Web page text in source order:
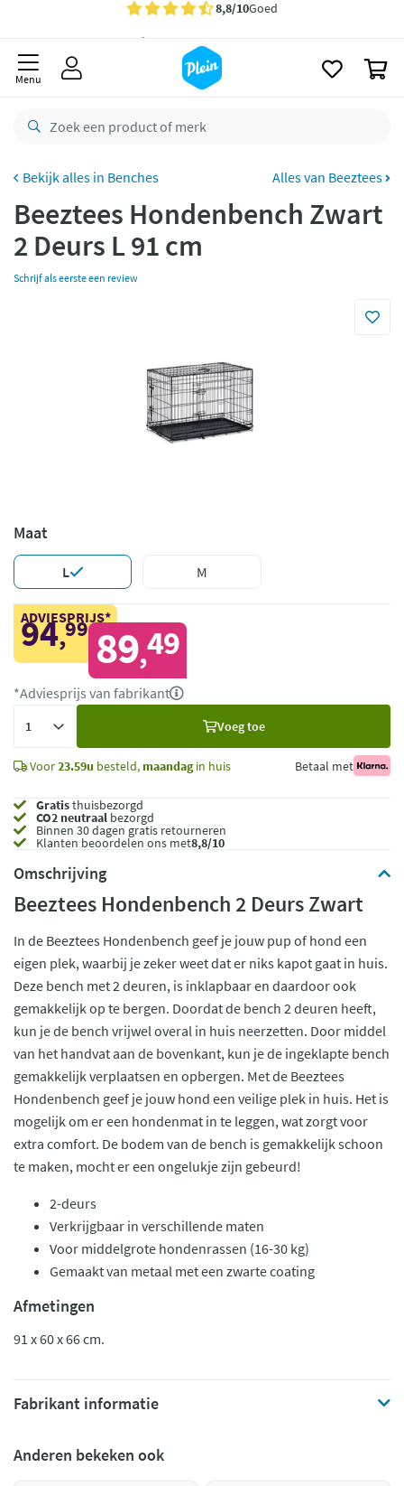
Gratisbezorging vanaf 35,- *
besteld,maandag
Gratisretourneren
Betaal met Klarna
Menu
Benches Alles van Beeztees
Beeztees Hondenbench Zwart
2 Deurs L 91 cm
Schrijf als eerste een review
Maat
L M
ADVIESPRIJS*
94,99 89,49
*Adviesprijs van fabrikant
Voeg toe
Voor23.59u besteld, maandagin huis Betaal met
Gratisthuisbezorgd
CO2 neutraal bezorgd
Binnen 30 dagen gratis retourneren
Klanten beoordelen ons met8,8/10
Omschrijving
Beeztees Hondenbench 2 Deurs Zwart
In de Beeztees Hondenbench geef je jouw pup of hond een
eigen plek, waarbij je zeker weet dat er niks kapot gaat in huis.
Deze bench met 2 deuren, is inklapbaar en daardoor ook
gemakkelijk op te bergen. Doordat de bench 2 deuren heeft,
kun je de bench vrijwel overal in huis neerzetten. Door middel
van het handvat aan de bovenkant, kun je de ingeklapte bench
gemakkelijk verplaatsen en opbergen. Met de Beeztees
Hondenbench geef je jouw hond een veilige plek in huis. Het is
mogelijk om er een hondenmat in te leggen, wat zorgt voor
extra comfort. De bodem van de bench is gemakkelijk schoon
te maken, mocht er een ongelukje zijn gebeurd!
2-deurs
Verkrijgbaar in verschillende maten
Voor middelgrote hondenrassen (16-30 kg)
Gemaakt van metaal met een zwarte coating
Afmetingen
91 x 60 x 66 cm.
Fabrikant informatie
Anderen bekeken ook